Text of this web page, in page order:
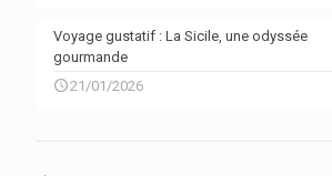
Voyage gustatif : La Sicile, une odyssée
gourmande
21/01/2026